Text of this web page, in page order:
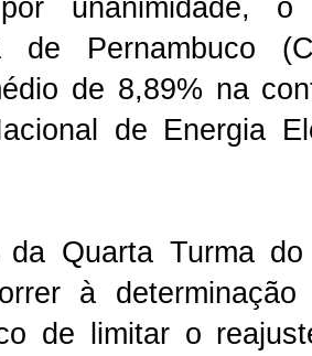
unanimidade,
de Pernambuco
de 8,89% na
de Energia
da Quarta Turma
à
de limitar o